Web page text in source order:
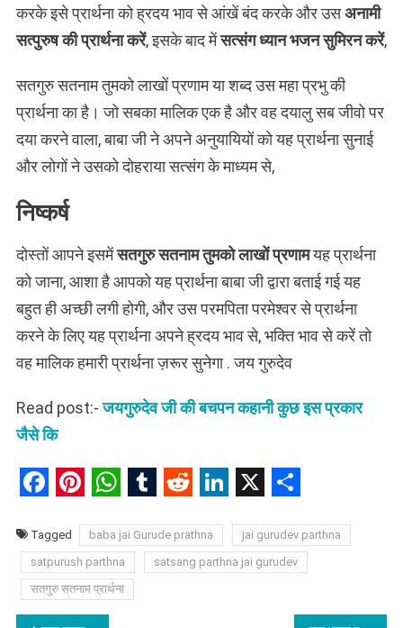
करके इसे प्रार्थना को ह्रदय भाव से आंखें बंद करके और उसअनामी
सत्पुरुष की प्रार्थना करें, इसके बाद मेंसत्संग ध्यान भजन सुमिरन करें,
सतगुरु सतनाम तुमको लाखों प्रणाम या शब्द उस महा प्रभु की
प्रार्थना का है। जो सबका मालिक एक है और वह दयालु सब जीवो पर
दया करने वाला, बाबा जी ने अपने अनुयायियों को यह प्रार्थना सुनाई
और लोगों ने उसको दोहराया सत्संग के माध्यम से,
निष्कर्ष
दोस्तों आपने इसमेंसतगुरु सतनाम तुमको लाखों प्रणामयह प्रार्थना
को जाना, आशा है आपको यह प्रार्थना बाबा जी द्वारा बताई गई यह
बहुत ही अच्छी लगी होगी, और उस परमपिता परमेश्वर से प्रार्थना
करने के लिए यह प्रार्थना अपने ह्रदय भाव से, भक्ति भाव से करें तो
वह मालिक हमारी प्रार्थना ज़रूर सुनेगा . जय गुरुदेव
Read post:-जयगुरुदेव जी की बचपन कहानी कुछ इस प्रकार
जैसे कि
Tagged baba jai Gurude prathna
jai gurudev parthna
satpurush parthna
satsang parthna jai gurudev
सतगुरु सतनाम प्रार्थना